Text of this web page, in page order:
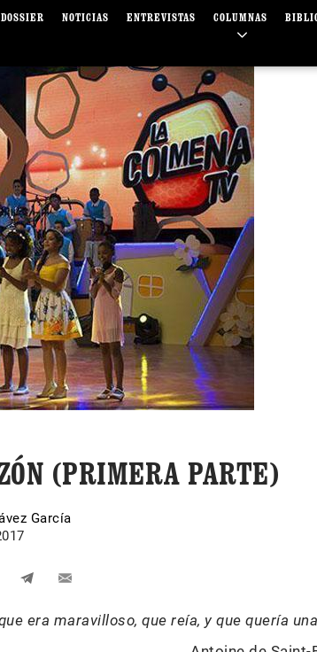
DOSSIER NOTICIAS ENTREVISTAS COLUMNAS
(PRIMERA PARTE)
García
era maravilloso, que reía, y que quería